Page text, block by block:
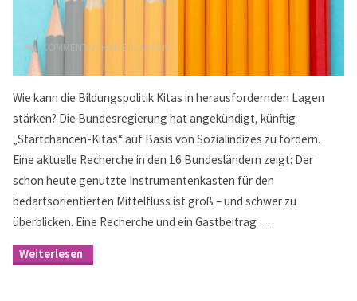
KOMMENTAR HINTERLASSEN
Wie kann die Bildungspolitik Kitas in herausfordernden Lagen
stärken? Die Bundesregierung hat angekündigt, künftig
„Startchancen-Kitas“ auf Basis von Sozialindizes zu fördern.
Eine aktuelle Recherche in den 16 Bundesländern zeigt: Der
schon heute genutzte Instrumentenkasten für den
bedarfsorientierten Mittelfluss ist groß – und schwer zu
überblicken. Eine Recherche und ein Gastbeitrag …
Sozialindex: